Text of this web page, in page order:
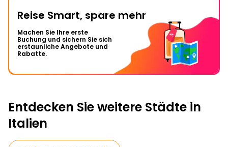
Reise Smart, spare mehr
Machen Sie Ihre erste
Buchung und sichern Sie sich
erstaunliche Angebote und
Rabatte.
Entdecken Sie weitere Städte in
Italien